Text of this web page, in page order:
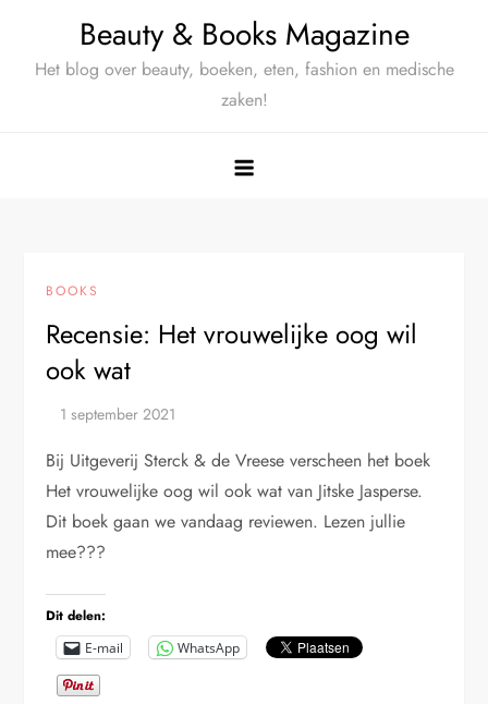
Beauty & Books Magazine
Het blog over beauty, boeken, eten, fashion en medische
zaken!
BOOKS
Recensie: Het vrouwelijke oog wil
ook wat
Bij Uitgeverij Sterck & de Vreese verscheen het boek
Het vrouwelijke oog wil ook wat van Jitske Jasperse.
Dit boek gaan we vandaag reviewen. Lezen jullie
mee???
Dit delen:
E-mail WhatsApp